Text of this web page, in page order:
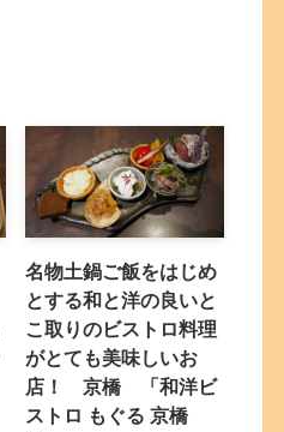
名物土鍋ご飯をはじめ
とする和と洋の良いと
こ取りのビストロ料理
がとても美味しいお
店！ 京橋 「和洋ビ
ストロ もぐる 京橋